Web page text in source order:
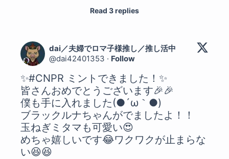
Read 3 replies
dai／夫婦でロマ子様推し／推し活中
@dai42401353 · Follow
✨#CNPR ミントできました！✨
皆さんおめでとうございます🎉🎉
僕も手に入れました(●´ω｀●)
ブラックルナちゃんがでましたよ！！
玉ねぎミタマも可愛い😍
めちゃ嬉しいです😂ワクワクが止まらな
い😆😆